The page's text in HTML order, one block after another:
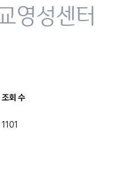
영성센터
조회 수
1101